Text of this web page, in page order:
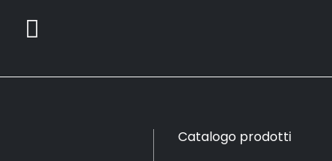
Catalogo prodotti